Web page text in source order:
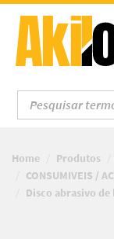
Home Produtos
CONSUMIVEIS /
Disco abrasivo